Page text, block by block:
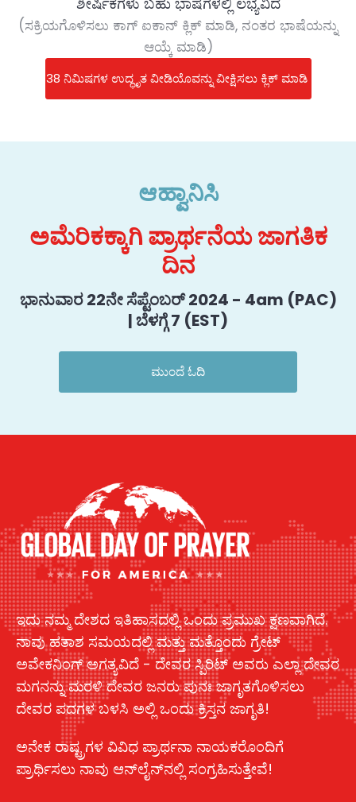
(ಸಕ್ರಿಯಗೊಳಿಸಲು ಕಾಗ್ ಐಕಾನ್ ಕ್ಲಿಕ್ ಮಾಡಿ, ನಂತರ ಭಾಷೆಯನ್ನು
ಆಯ್ಕೆ ಮಾಡಿ)
38 ನಿಮಿಷಗಳ ಉದ್ಧೃತ ವೀಡಿಯೊವನ್ನು ವೀಕ್ಷಿಸಲು ಕ್ಲಿಕ್ ಮಾಡಿ
ಆಹ್ವಾನಿಸಿ
ಅಮೆರಿಕಕ್ಕಾಗಿ ಪ್ರಾರ್ಥನೆಯ ಜಾಗತಿಕ
ದಿನ
ಭಾನುವಾರ 22ನೇ ಸೆಪ್ಟೆಂಬರ್ 2024 - 4am (PAC)
| ಬೆಳಗ್ಗೆ 7 (EST)
ಮುಂದೆ ಓದಿ
ಇದು ನಮ್ಮ ದೇಶದ ಇತಿಹಾಸದಲ್ಲಿ ಒಂದು ಪ್ರಮುಖ ಕ್ಷಣವಾಗಿದೆ.
ನಾವು ಹತಾಶ ಸಮಯದಲ್ಲಿ ಮತ್ತು ಮತ್ತೊಂದು ಗ್ರೇಟ್
ಅವೇಕನಿಂಗ್ ಅಗತ್ಯವಿದೆ - ದೇವರ ಸ್ಪಿರಿಟ್ ಅವರು ಎಲ್ಲಾ ದೇವರ
ಮಗನನ್ನು ಮರಳಿ ದೇವರ ಜನರು ಪುನಃ ಜಾಗೃತಗೊಳಿಸಲು
ದೇವರ ಪದಗಳ ಬಳಸಿ ಅಲ್ಲಿ ಒಂದು ಕ್ರಿಸ್ತನ ಜಾಗೃತಿ!
ಅನೇಕ ರಾಷ್ಟ್ರಗಳ ವಿವಿಧ ಪ್ರಾರ್ಥನಾ ನಾಯಕರೊಂದಿಗೆ
ಪ್ರಾರ್ಥಿಸಲು ನಾವು ಆನ್‌ಲೈನ್‌ನಲ್ಲಿ ಸಂಗ್ರಹಿಸುತ್ತೇವೆ!